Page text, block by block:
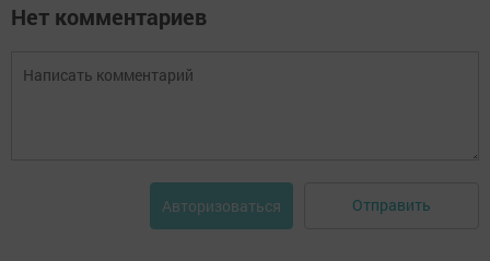
Нет комментариев
Авторизоваться Отправить